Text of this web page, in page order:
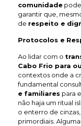
comunidade
garantir que,
de respeito e
Protocolos e
Ao lidar com o
Cabo Frio para
contextos onde a
fundamental
e familiares para
não haja um ritual
o enterro de cinzas,
primordiais.